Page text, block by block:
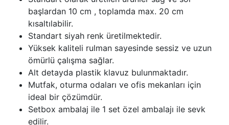
başlardan 10 cm , toplamda max. 20 cm
kısaltılabilir.
Standart siyah renk üretilmektedir.
Yüksek kaliteli rulman sayesinde sessiz ve uzun
ömürlü çalışma sağlar.
Alt detayda plastik klavuz bulunmaktadır.
Mutfak, oturma odaları ve ofis mekanları için
ideal bir çözümdür.
Setbox ambalaj ile 1 set özel ambalajı ile sevk
edilir.